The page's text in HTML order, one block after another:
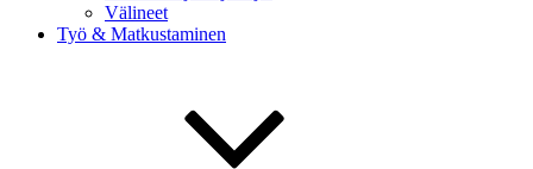
Välineet
Työ & Matkustaminen